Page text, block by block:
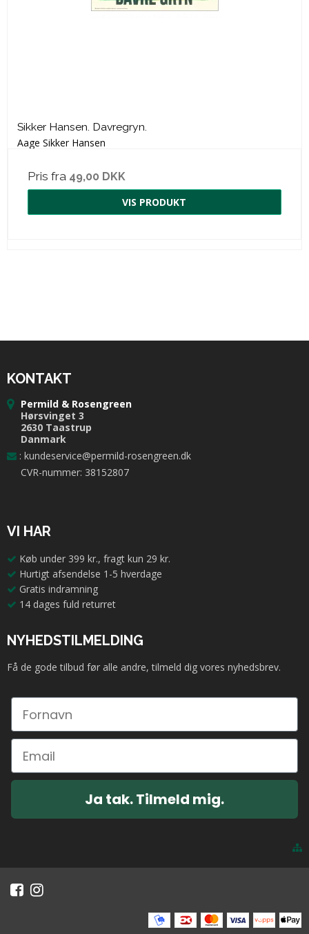
Sikker Hansen. Davregryn.
Aage Sikker Hansen
Pris fra 49,00 DKK
VIS PRODUKT
KONTAKT
Permild & Rosengreen
Hørsvinget 3
2630 Taastrup
Danmark
: kundeservice@permild-rosengreen.dk
CVR-nummer: 38152807
VI HAR
Køb under 399 kr., fragt kun 29 kr.
Hurtigt afsendelse 1-5 hverdage
Gratis indramning
14 dages fuld returret
NYHEDSTILMELDING
Få de gode tilbud før alle andre, tilmeld dig vores nyhedsbrev.
Ja tak. Tilmeld mig.